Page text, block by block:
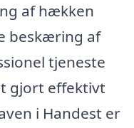
af hækken
beskæring af
tjeneste
gjort effektivt
i Handest er